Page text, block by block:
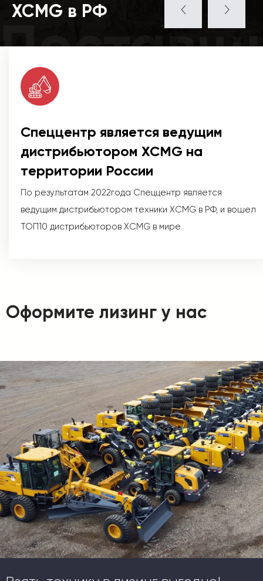
XCMG в РФ
Спеццентр является ведущим
дистрибьютором XCMG на
территории России
По результатам 2022года Спеццентр является
ведущим дистрибьютором техники XCMG в РФ, и вошел
ТОП10 дистрибьюторов XCMG в мире.
Оформите лизинг у нас